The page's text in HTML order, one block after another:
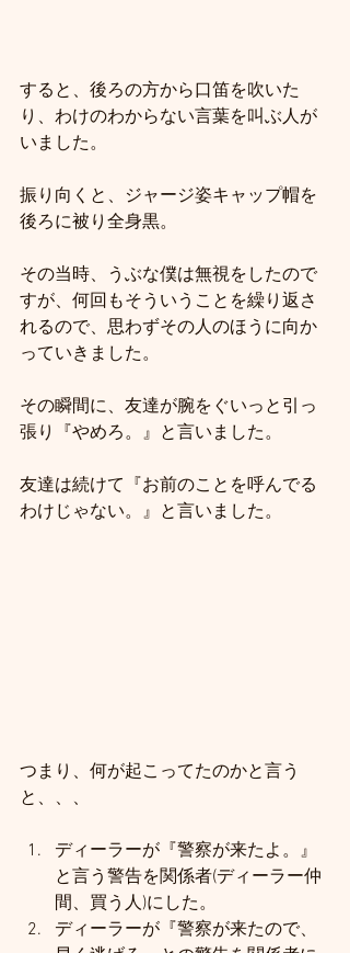
すると、後ろの方から口笛を吹いた
り、わけのわからない言葉を叫ぶ人が
いました。
振り向くと、ジャージ姿キャップ帽を
後ろに被り全身黒。
その当時、うぶな僕は無視をしたので
すが、何回もそういうことを繰り返さ
れるので、思わずその人のほうに向か
っていきました。
その瞬間に、友達が腕をぐいっと引っ
張り『やめろ。』と言いました。
友達は続けて『お前のことを呼んでる
わけじゃない。』と言いました。
つまり、何が起こってたのかと言う
と、、、
ディーラーが『警察が来たよ。』
と言う警告を関係者(ディーラー仲
間、買う人)にした。
ディーラーが『警察が来たので、